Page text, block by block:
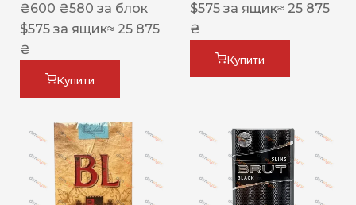
₴600 ₴580 за блок
$575 за ящик≈ 25 875
₴
Купити
$575 за ящик≈ 25 875
₴
Купити